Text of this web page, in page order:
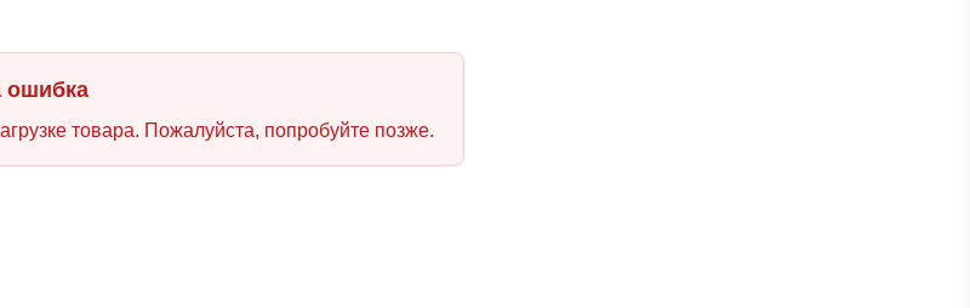
ошибка
товара. Пожалуйста, попробуйте позже.